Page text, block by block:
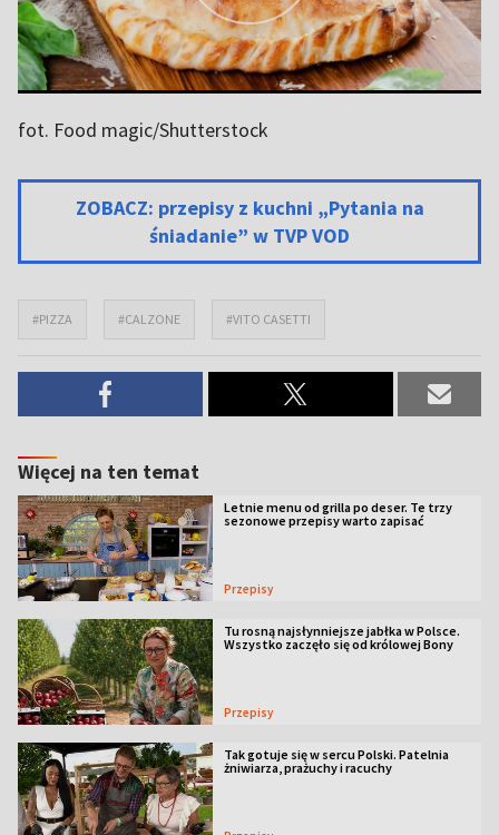
fot. Food magic/Shutterstock
ZOBACZ: przepisy z kuchni „Pytania na
śniadanie” w TVP VOD
#PIZZA #CALZONE #VITO CASETTI
Więcej na ten temat
Letnie menu od grilla po deser. Te trzy
sezonowe przepisy warto zapisać
Przepisy
Tu rosną najsłynniejsze jabłka w Polsce.
Wszystko zaczęło się od królowej Bony
Przepisy
Tak gotuje się w sercu Polski. Patelnia
żniwiarza, prażuchy i racuchy